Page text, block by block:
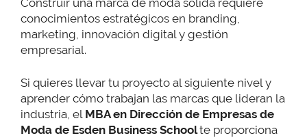
conocimientos estratégicos en branding,
marketing, innovación digital y gestión
empresarial.
Si quieres llevar tu proyecto al siguiente nivel y
aprender cómo trabajan las marcas que lideran la
industria, el MBA en Dirección de Empresas de
Moda de Esden Business Schoolte proporciona